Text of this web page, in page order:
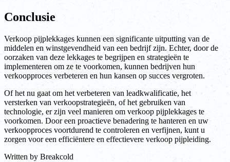
Conclusie
Verkoop pijplekkages kunnen een significante uitputting van de
middelen en winstgevendheid van een bedrijf zijn. Echter, door de
oorzaken van deze lekkages te begrijpen en strategieën te
implementeren om ze te voorkomen, kunnen bedrijven hun
verkoopproces verbeteren en hun kansen op succes vergroten.
Of het nu gaat om het verbeteren van leadkwalificatie, het
versterken van verkoopstrategieën, of het gebruiken van
technologie, er zijn veel manieren om verkoop pijplekkages te
voorkomen. Door een proactieve benadering te hanteren en uw
verkoopproces voortdurend te controleren en verfijnen, kunt u
zorgen voor een efficiëntere en effectievere verkoop pijpleiding.
Written by Breakcold